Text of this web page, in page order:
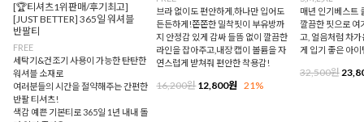
[🏆티셔츠1위판매/후기최고]
[JUST BETTER] 365일 워셔블
반팔티
FREE
세탁기&건조기 사용이 가능한 탄탄한
워셔블 소재로
여러분들의 시간을 절약해주는 간편한
반팔 티셔츠!
색감 예쁜 기본티로 365일 1년 내내 돌
브라 없이도 편안하게,하나만 입어도
든든하게!쫀쫀한 밀착핏이 부유방까
지 안정감 있게 감싸 들뜸 없이 깔끔한
라인을 잡아주고,내장 캡이 볼륨을 자
연스럽게 받쳐줘 편안한 착용감!
16,200원12,800원 21%
매년 인기베스트
깔끔한 핏으로 여
고, 얼음처럼 차
게 입기 좋은 아이
32,500원